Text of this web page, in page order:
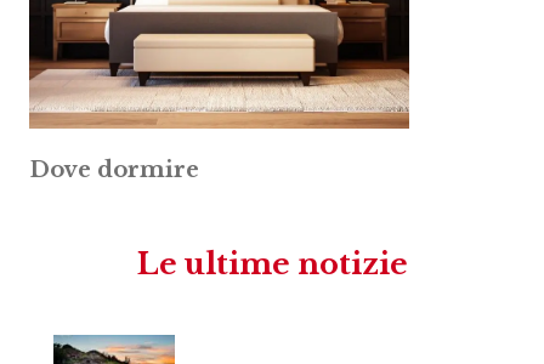
Dove dormire
Le ultime notizie